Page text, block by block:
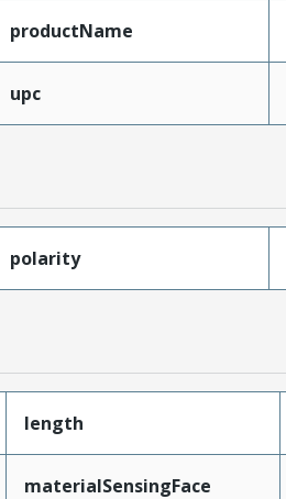
productName
upc
polarity
length
materialSensingFace